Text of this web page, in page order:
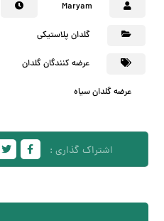
Maryam
گلدان پلاستیکی
عرضه کنندگان گلدان
عرضه گلدان سیاه